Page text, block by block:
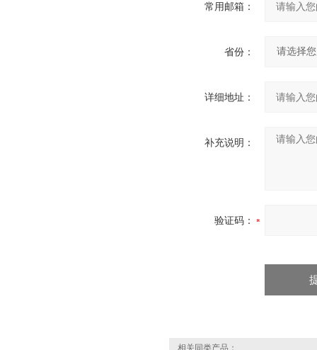
常用邮箱：
省份：
详细地址：
补充说明：
验证码：
相关同类产品：